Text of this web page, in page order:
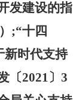
发建设的指
;“十四
时代支持
〔2021〕3